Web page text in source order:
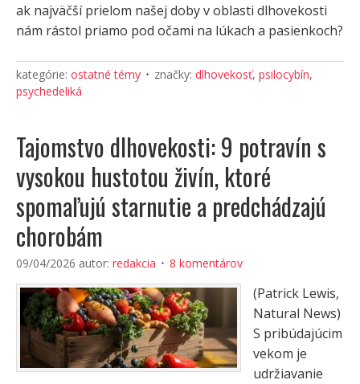
ak najväčší prielom našej doby v oblasti dlhovekosti
nám rástol priamo pod očami na lúkach a pasienkoch?
kategórie: ostatné témy značky: dlhovekosť, psilocybín,
psychedeliká
Tajomstvo dlhovekosti: 9 potravín s
vysokou hustotou živín, ktoré
spomaľujú starnutie a predchádzajú
chorobám
09/04/2026 autor: redakcia 8 komentárov
(Patrick Lewis,
Natural News)
S pribúdajúcim
vekom je
udržiavanie